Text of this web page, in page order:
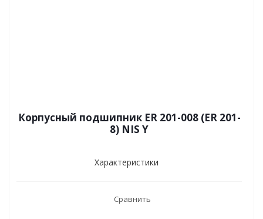
Корпусный подшипник ER 201-008 (ER 201-
8) NIS Y
Характеристики
Сравнить